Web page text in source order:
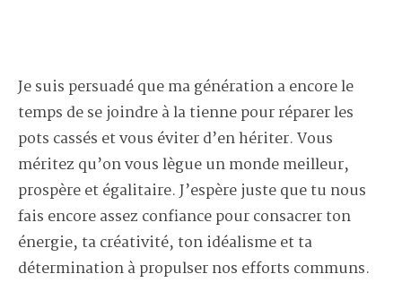
Je suis persuadé que ma génération a encore le
temps de se joindre à la tienne pour réparer les
pots cassés et vous éviter d’en hériter. Vous
méritez qu’on vous lègue un monde meilleur,
prospère et égalitaire. J’espère juste que tu nous
fais encore assez confiance pour consacrer ton
énergie, ta créativité, ton idéalisme et ta
détermination à propulser nos efforts communs.